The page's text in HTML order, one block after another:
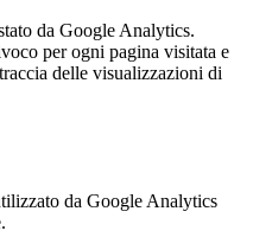
da Google Analytics.
per ogni pagina visitata e
delle visualizzazioni di
da Google Analytics